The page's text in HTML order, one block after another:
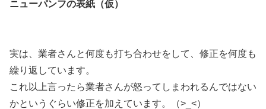
ニューパンフの表紙（仮）
実は、業者さんと何度も打ち合わせをして、修正を何度も
繰り返しています。
これ以上言ったら業者さんが怒ってしまわれるんではない
かというぐらい修正を加えています。（>_<）